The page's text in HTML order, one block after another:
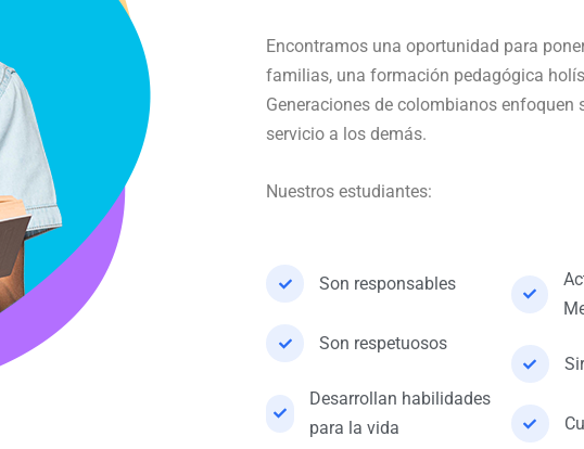
Encontramos una oportunidad para
familias, una formación pedagógica
Generaciones de colombianos
servicio a los demás.
Nuestros estudiantes:
Son responsables
Son respetuosos
Desarrollan habilidades
para la vida